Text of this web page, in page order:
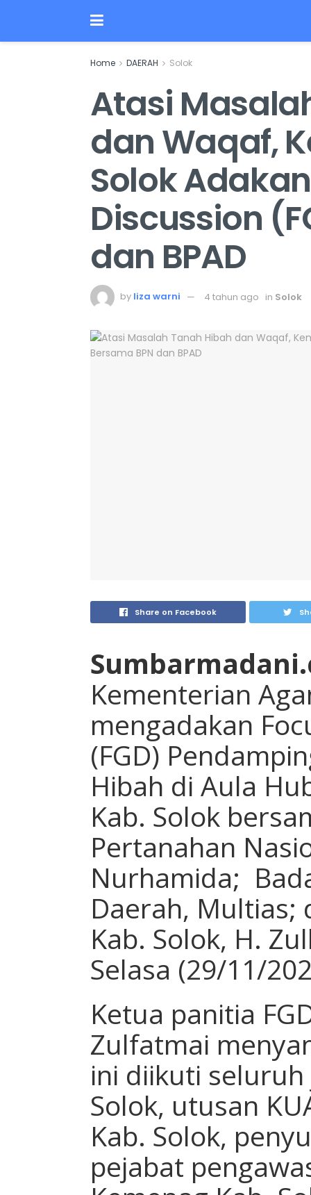
Home DAERAH Solok
Atasi
dan Waqaf,
Solok
Discussion
dan BPAD
by liza warni 4 tahun ago in Solok
Share on Facebook
Kementerian
mengadakan
(FGD)
Hibah di Aula
Kab. Solok
Pertanahan
Nurhamida;
Daerah, Multias;
Kab. Solok, H.
Selasa (29/11/
Ketua panitia
Zulfatmai
ini diikuti seluruh
Solok, utusan
Kab. Solok,
pejabat